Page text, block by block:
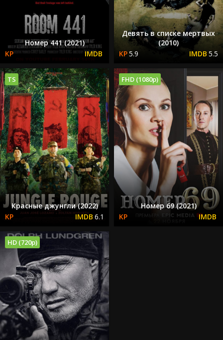
Номер 441 (2021)
Девять в списке мертвых
(2010)
5.9
5.5
TS
Красные джунгли (2022)
6.1
FHD (1080p)
Номер 69 (2021)
HD (720p)